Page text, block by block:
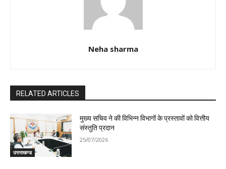
Neha sharma
RELATED ARTICLES
उत्तराखण्ड
मुख्य सचिव ने की विभिन्न विभागों के प्रस्तावों को वित्तीय
संस्तुति प्रदान
25/07/2026